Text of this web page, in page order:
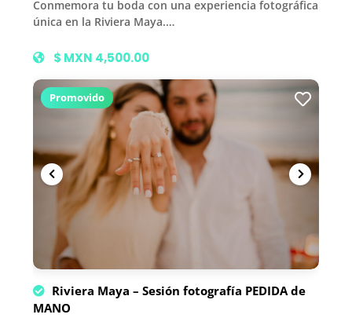
Conmemora tu boda con una experiencia fotográfica
única en la Riviera Maya.…
$ MXN 4,500.00
Promovido
Riviera Maya – Sesión fotografía PEDIDA de
MANO